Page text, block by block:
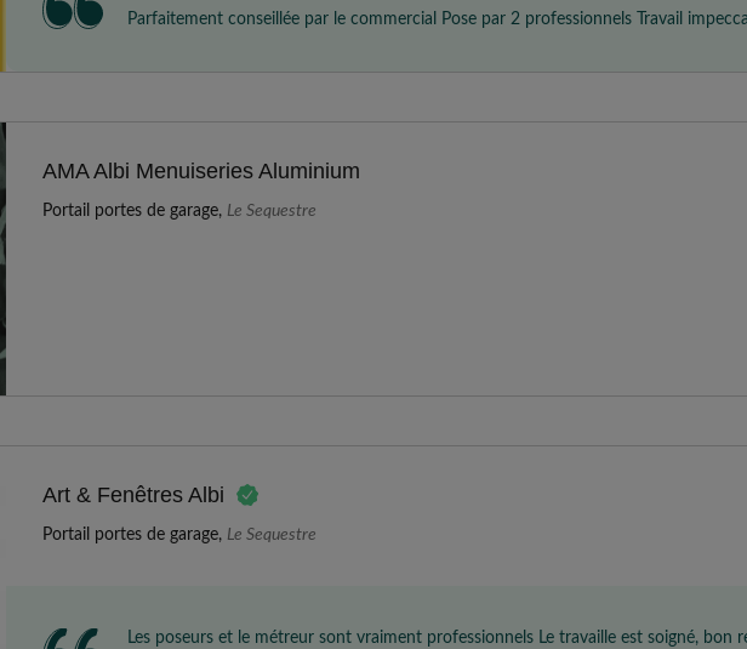
Parfaitement conseillée par le commercial Pose par 2 professionnels Travail impeccable Je recommande
AMA Albi Menuiseries Aluminium
Portail portes de garage, Le Sequestre
Art & Fenêtres Albi
Portail portes de garage, Le Sequestre
Les poseurs et le métreur sont vraiment professionnels Le travaille est soigné, bon relationnel avec